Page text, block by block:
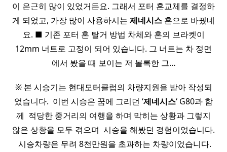
이 은근히 많이 있었거든요. 그래서 포터 혼교체를 결정하
게 되었고, 가장 많이 사용하시는 제네시스 혼으로 바꿨네
요. ■ 기존 포터 혼 탈거 방법 차체와 혼의 브라켓이
12mm 너트로 고정이 되어 있습니다. 그 너트는 차 정면
에서 봤을 때 보이는 저 볼록한 그…
※ 본 시승기는 현대모터클럽의 차량지원을 받아 작성되
었습니다. ​ 이번 시승은 꿈에 그리던 ‘제네시스‘ G80과 함
께 ​ 적당한 중거리의 여행을 하며 막히는 상황과 그렇지
않은 상황을 모두 겪으며 ​ 시승을 해봤던 경험이었습니다.
​ 시승차량은 무려 8천만원을 초과하는 차량이었습니다.